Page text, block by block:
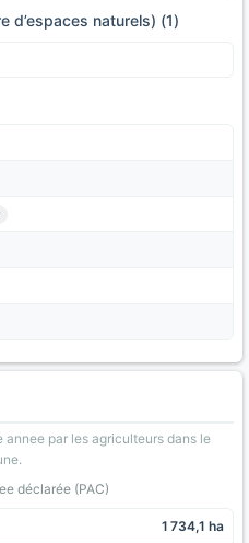
d’espaces naturels) (1)
par les agriculteurs dans le
déclarée (PAC)
1 734,1 ha